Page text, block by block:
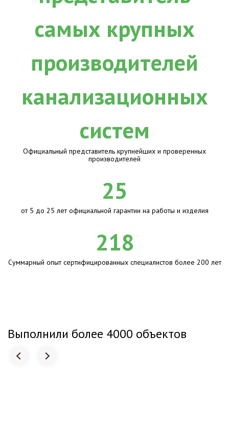
Официальный представитель крупнейших и проверенных
производителей
25
от 5 до 25 лет официальной гарантии на работы и изделия
218
Суммарный опыт сертифицированных специалистов более 200 лет
Выполнили более 4000 объектов